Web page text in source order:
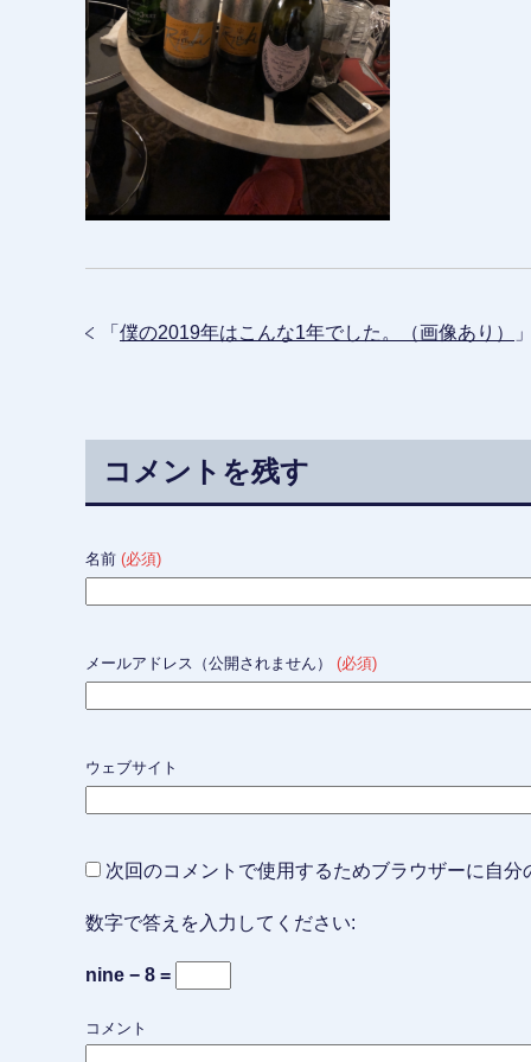
「 僕の2019年はこんな1年でした。（画像あり）
コメントを残す
名前 (必須)
メールアドレス（公開されません） (必須)
ウェブサイト
次回のコメントで使用するためブラウザーに自
数字で答えを入力してください:
nine − 8 =
コメント